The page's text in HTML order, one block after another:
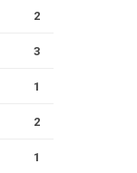
2
3
1
2
1